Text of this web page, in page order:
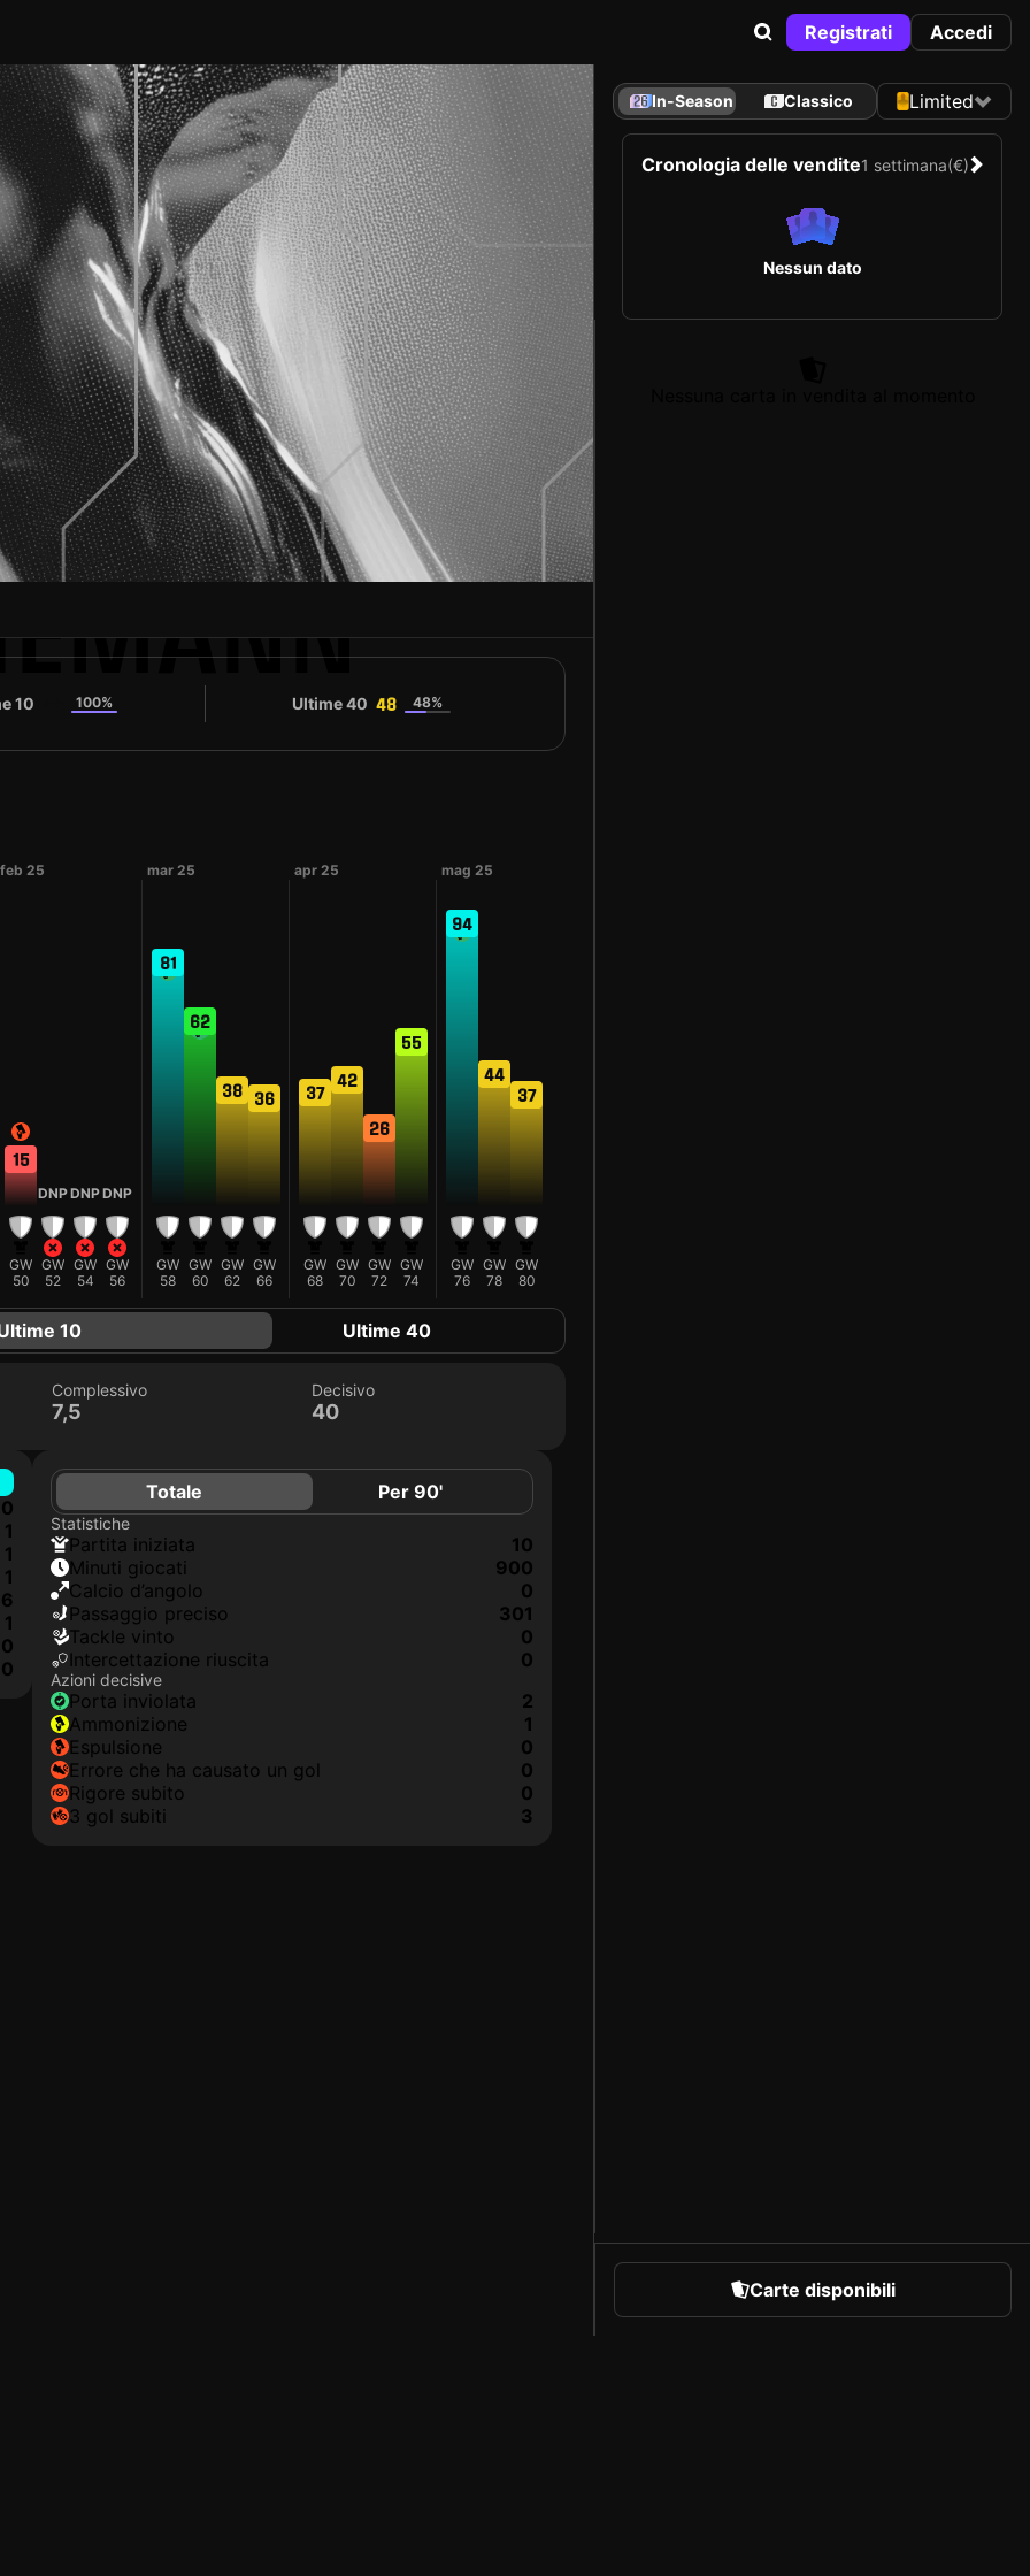
Registrati Accedi
10 100% Ultime 40 48 48%
feb 25
15
GW
50
DNP
GW
52
DNP
GW
54
DNP
GW
56
mar 25
81
GW
58
62
GW
60
38
GW
62
36
GW
66
apr 25
37
GW
68
42
GW
70
26
GW
72
55
GW
74
mag 25
94
GW
76
44
GW
78
37
GW
80
10 Ultime 40
Complessivo
7,5
Decisivo
40
0
1
1
1
6
1
0
0
Totale Per 90'
Statistiche
Partita iniziata
10
Minuti giocati
900
Calcio d’angolo
0
Passaggio preciso
301
Tackle vinto
0
Intercettazione riuscita
0
Azioni decisive
Porta inviolata
2
Ammonizione
1
Espulsione
0
Errore che ha causato un gol
0
Rigore subito
0
3 gol subiti
3
In-Season Classico Limited
Cronologia delle vendite1 settimana(€)
Nessun dato
Carte disponibili